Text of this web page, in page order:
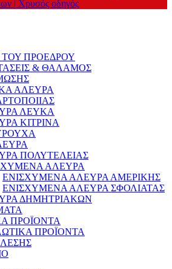
ΠΡΟΕΔΡΟΥ
& ΘΑΛΑΜΟΣ
ΑΛΕΥΡΑ
ΛΕΥΚΑ
ΚΙΤΡΙΝΑ
ΠΟΛΥΤΕΛΕΙΑΣ
ΑΛΕΥΡΑ
ΕΝΙΣΧΥΜΕΝΑ ΑΛΕΥΡΑ ΑΜΕΡΙΚΗΣ
ΕΝΙΣΧΥΜΕΝΑ ΑΛΕΥΡΑ ΣΦΟΛΙΑΤΑΣ
ΔΗΜΗΤΡΙΑΚΩΝ
ΠΡΟΪΟΝΤΑ
ΠΡΟΪΟΝΤΑ